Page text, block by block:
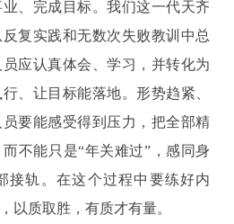
、完成目标。我们这一代天齐
复实践和无数次失败教训中总
应认真体会、学习，并转化为
、让目标能落地。形势趋紧、
要能感受得到压力，把全部精
不能只是“年关难过”，感同身
接轨。在这个过程中要练好内
以质取胜，有质才有量。